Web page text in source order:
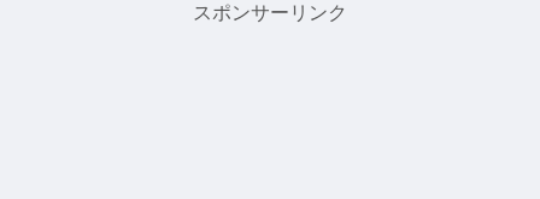
スポンサーリンク